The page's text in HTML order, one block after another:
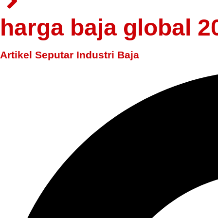
harga baja global
Artikel Seputar Industri Baja